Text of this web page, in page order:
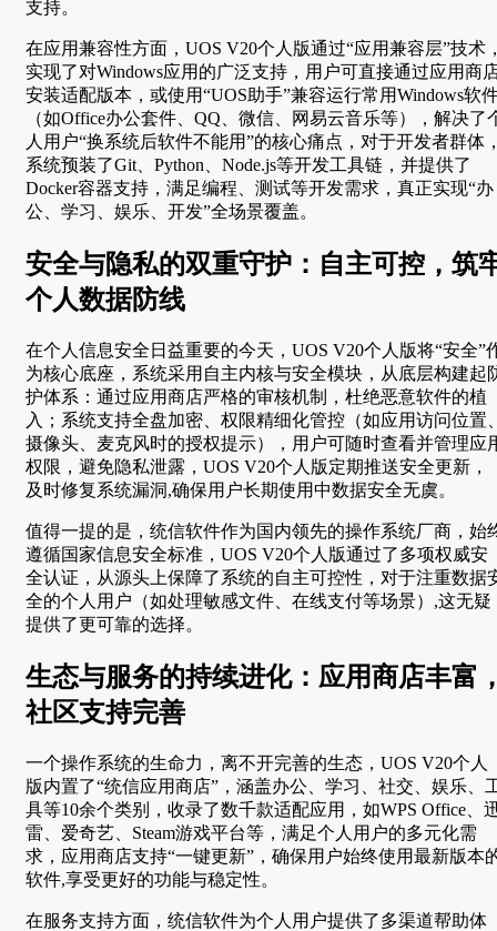
支持。
在应用兼容性方面，UOS V20个人版通过“应用兼容层”技术
实现了对Windows应用的广泛支持，用户可直接通过应用商
安装适配版本，或使用“UOS助手”兼容运行常用Windows软
（如Office办公套件、QQ、微信、网易云音乐等），解决了
人用户“换系统后软件不能用”的核心痛点，对于开发者群体
系统预装了Git、Python、Node.js等开发工具链，并提供了
Docker容器支持，满足编程、测试等开发需求，真正实现“办
公、学习、娱乐、开发”全场景覆盖。
安全与隐私的双重守护：自主可控，筑
个人数据防线
在个人信息安全日益重要的今天，UOS V20个人版将“安全”
为核心底座，系统采用自主内核与安全模块，从底层构建起
护体系：通过应用商店严格的审核机制，杜绝恶意软件的植
入；系统支持全盘加密、权限精细化管控（如应用访问位置
摄像头、麦克风时的授权提示），用户可随时查看并管理应
权限，避免隐私泄露，UOS V20个人版定期推送安全更新，
及时修复系统漏洞,确保用户长期使用中数据安全无虞。
值得一提的是，统信软件作为国内领先的操作系统厂商，始
遵循国家信息安全标准，UOS V20个人版通过了多项权威安
全认证，从源头上保障了系统的自主可控性，对于注重数据
全的个人用户（如处理敏感文件、在线支付等场景）,这无疑
提供了更可靠的选择。
生态与服务的持续进化：应用商店丰富
社区支持完善
一个操作系统的生命力，离不开完善的生态，UOS V20个人
版内置了“统信应用商店”，涵盖办公、学习、社交、娱乐、
具等10余个类别，收录了数千款适配应用，如WPS Office、
雷、爱奇艺、Steam游戏平台等，满足个人用户的多元化需
求，应用商店支持“一键更新”，确保用户始终使用最新版本
软件,享受更好的功能与稳定性。
在服务支持方面，统信软件为个人用户提供了多渠道帮助体